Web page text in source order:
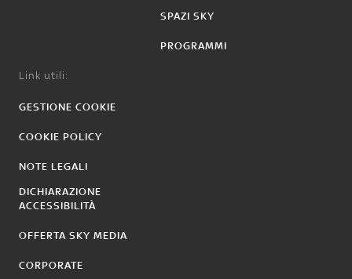
SPAZI SKY
PROGRAMMI
Link utili:
GESTIONE COOKIE
COOKIE POLICY
NOTE LEGALI
DICHIARAZIONE
ACCESSIBILITÀ
OFFERTA SKY MEDIA
CORPORATE